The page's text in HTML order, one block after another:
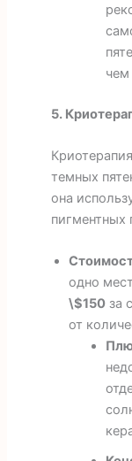
чем
5.
темных
она
пигментных
одно
\$150за
от